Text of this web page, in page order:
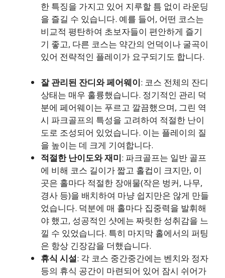
한 특징을 가지고 있어 지루할 틈 없이 라운딩
을 즐길 수 있습니다. 예를 들어, 어떤 코스는
비교적 평탄하여 초보자들이 편안하게 즐기
기 좋고, 다른 코스는 약간의 언덕이나 굴곡이
있어 전략적인 플레이가 요구되기도 합니다.
잘 관리된 잔디와 페어웨이: 코스 전체의 잔디
상태는 매우 훌륭했습니다. 정기적인 관리 덕
분에 페어웨이는 푸르고 깔끔했으며, 그린 역
시 파크골프의 특성을 고려하여 적절한 난이
도로 조성되어 있었습니다. 이는 플레이의 질
을 높이는 데 크게 기여합니다.
적절한 난이도와 재미: 파크골프는 일반 골프
에 비해 코스 길이가 짧고 홀컵이 크지만, 이
곳은 홀마다 적절한 장애물(작은 벙커, 나무,
경사 등)을 배치하여 마냥 쉽지만은 않게 만들
었습니다. 덕분에 매 홀마다 집중력을 발휘해
야 했고, 성공적인 샷에는 짜릿한 성취감을 느
낄 수 있었습니다. 특히 마지막 홀에서의 퍼팅
은 항상 긴장감을 더했습니다.
휴식 시설: 각 코스 중간중간에는 벤치와 정자
등의 휴식 공간이 마련되어 있어 잠시 쉬어가